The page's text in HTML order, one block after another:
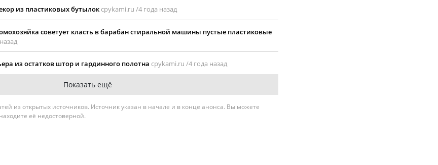
из пластиковых бутылокcpykami.ru /4 года назад
советует класть в барабан стиральной машины пустые пластиковые
из остатков штор и гардинного полотна cpykami.ru /4 года назад
Показать ещё
из открытых источников. Источник указан в начале и в конце анонса. Вы можете
её недостоверной.